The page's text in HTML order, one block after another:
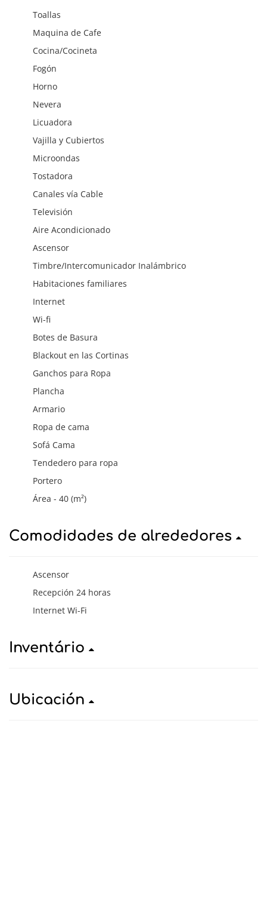
Toallas
Maquina de Cafe
Cocina/Cocineta
Fogón
Horno
Nevera
Licuadora
Vajilla y Cubiertos
Microondas
Tostadora
Canales vía Cable
Televisión
Aire Acondicionado
Ascensor
Timbre/Intercomunicador Inalámbrico
Habitaciones familiares
Internet
Wi-fi
Botes de Basura
Blackout en las Cortinas
Ganchos para Ropa
Plancha
Armario
Ropa de cama
Sofá Cama
Tendedero para ropa
Portero
Área - 40 (m²)
Comodidades de alrededores
Ascensor
Recepción 24 horas
Internet Wi-Fi
Inventário
Ubicación